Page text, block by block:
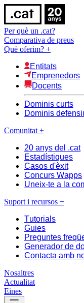
Per què un .cat?
Comparativa de preus
Què oferim? +
Entitats
Emprenedors
Docents
Dominis curts
Dominis
Comunitat +
20 anys del .cat
Estadístiques
Casos d'èxit
Concurs Wapps
Uneix-te a la
Suport i recursos +
Tutorials
Guies
Preguntes
Generador de
Contacta amb
Nosaltres
Actualitat
Eines